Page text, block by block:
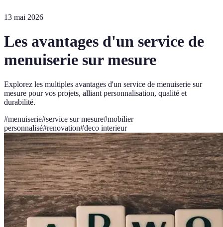
13 mai 2026
Les avantages d'un service de
menuiserie sur mesure
Explorez les multiples avantages d'un service de menuiserie sur
mesure pour vos projets, alliant personnalisation, qualité et
durabilité.
#menuiserie#service sur mesure#mobilier
personnalisé#renovation#deco interieur